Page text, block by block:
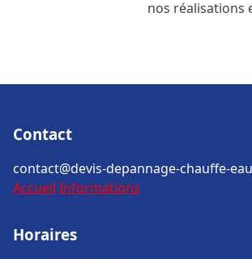
nos réalisations
Contact
contact@devis-depannage-chauffe-
Accueil Informations
Horaires